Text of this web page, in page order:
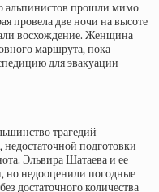
альпинистов прошли мимо
провела две ночи на высоте
восхождение. Женщина
маршрута, пока
для эвакуации
трагедий
подготовки
Эльвира Шатаева и ее
но недооценили погодные
достаточного количества